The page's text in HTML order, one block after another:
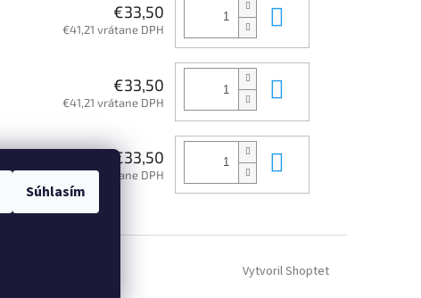
Súhlasím
€33,50
€41,21 vrátane DPH
€33,50
€41,21 vrátane DPH
€33,50
€41,21 vrátane DPH
Vytvoril Shoptet